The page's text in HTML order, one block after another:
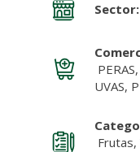
Sector:
UVAS,